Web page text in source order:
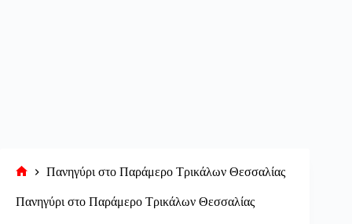
σελίδα
Πανηγύρι στο Παράμερο Τρικάλων Θεσσαλίας
Πανηγύρι στο Παράμερο Τρικάλων Θεσσαλίας